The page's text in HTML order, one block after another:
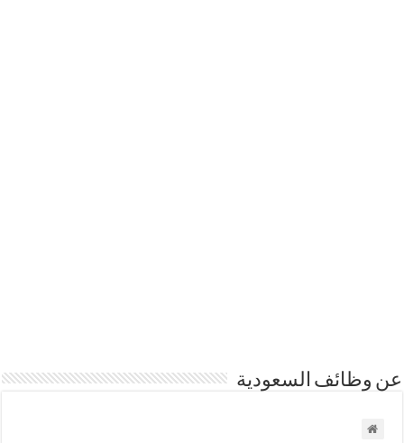
عن وظائف السعودية